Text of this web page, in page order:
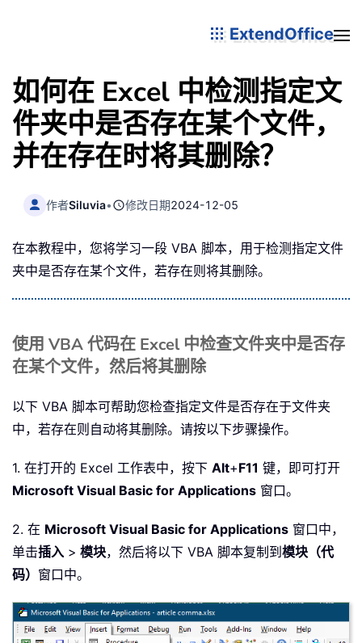
ExtendOffice
如何在 Excel 中检测指定文
件夹中是否存在某个文件，
并在存在时将其删除？
作者Siluvia• 修改日期2024-12-05
在本教程中，您将学习一段 VBA 脚本，用于检测指定文件
夹中是否存在某个文件，若存在则将其删除。
使用 VBA 代码在 Excel 中检查文件夹中是否存
在某个文件，然后将其删除
以下 VBA 脚本可帮助您检查指定文件是否存在于文件夹
中，若存在则自动将其删除。请按以下步骤操作。
1. 在打开的 Excel 工作表中，按下 Alt+F11 键，即可打开
Microsoft Visual Basic for Applications 窗口。
2. 在 Microsoft Visual Basic for Applications 窗口中，
单击插入 > 模块，然后将以下 VBA 脚本复制到 模块（代
码） 窗口中。